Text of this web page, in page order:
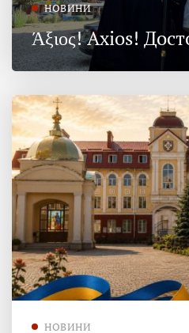
НОВИНИ
Άξιος! Axios!
НОВИНИ